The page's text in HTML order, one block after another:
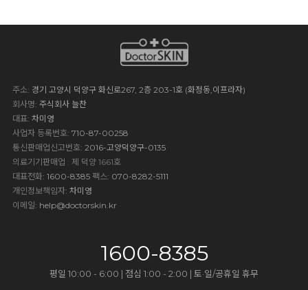
주소: 경기 고양시 덕양구 화신로267, 2층 203-1호 (화정동,이프라자)
회사명: 주식회사 늘찬
대표: 차미영
사업자 등록번호: 710-87-00258
통신판매업신고번호: 2016-고양덕양구-0135
의료기기판매업 : 제 덕양 1661호
대표전화: 1600-8385 팩스: 070-8282-5111
개인정보책임자: 차미영
이메일: help@doctorskin.kr
1600-8385
평일 10:00 - 6:00 | 점심 1:00 - 2:00 | 토·일/공휴일 휴무